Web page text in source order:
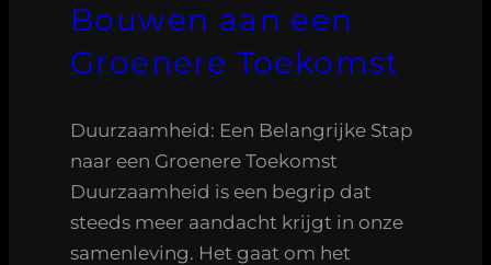
Bouwen aan een
Groenere Toekomst
Duurzaamheid: Een Belangrijke Stap
naar een Groenere Toekomst
Duurzaamheid is een begrip dat
steeds meer aandacht krijgt in onze
samenleving. Het gaat om het